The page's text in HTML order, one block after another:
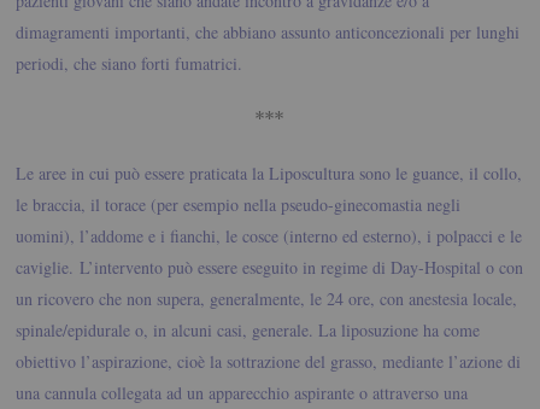
dimagramenti importanti, che abbiano assunto anticoncezionali per lunghi
periodi, che siano forti fumatrici.
***
Le aree in cui può essere praticata la Liposcultura sono le guance, il collo,
le braccia, il torace (per esempio nella pseudo-ginecomastia negli
uomini), l’addome e i fianchi, le cosce (interno ed esterno), i polpacci e le
caviglie. L’intervento può essere eseguito in regime di Day-Hospital o con
un ricovero che non supera, generalmente, le 24 ore, con anestesia locale,
spinale/epidurale o, in alcuni casi, generale. La liposuzione ha come
obiettivo l’aspirazione, cioè la sottrazione del grasso, mediante l’azione di
una cannula collegata ad un apparecchio aspirante o attraverso una